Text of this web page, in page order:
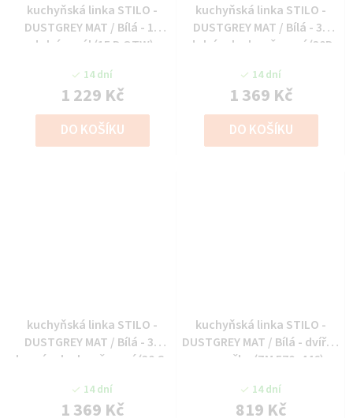
kuchyňská linka STILO -
DUSTGREY MAT / Bílá - 15
dolní regál (15 D OTW)
14 dní
1 229 Kč
DO KOŠÍKU
kuchyňská linka STILO -
DUSTGREY MAT / Bílá - 30
dolní roh ukončovací (30D
14 dní
1 369 Kč
DO KOŠÍKU
kuchyňská linka STILO -
DUSTGREY MAT / Bílá - 30
horní roh ukončovací (30 G-
14 dní
1 369 Kč
kuchyňská linka STILO -
DUSTGREY MAT / Bílá - dvířka
na myčku (ZM 570x446)
14 dní
819 Kč